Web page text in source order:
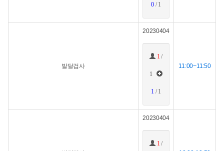
0/ 1
발달검사
20230404
1 /
1
1 / 1
11:00~11:50
20230404
1 /